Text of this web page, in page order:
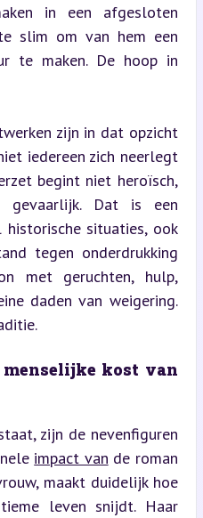
in een afgesloten
slim om van hem een
te maken. De hoop in
zijn in dat opzicht
iedereen zich neerlegt
begint niet heroïsch,
gevaarlijk. Dat is een
situaties, ook
tegen onderdrukking
met geruchten, hulp,
daden van weigering.
kost van
zijn de nevenfiguren
impact van de roman
maakt duidelijk hoe
leven snijdt. Haar